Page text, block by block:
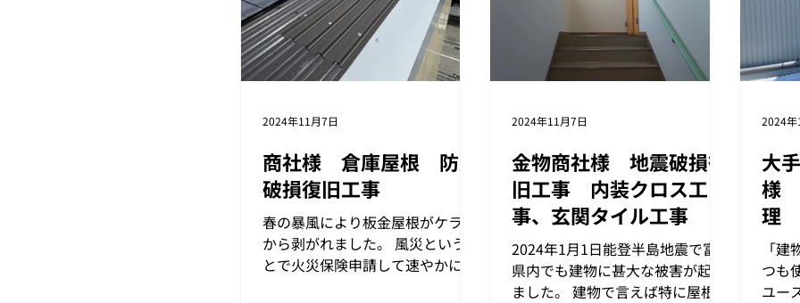
商社様 倉庫屋根 防風
破損復旧工事
春の暴風により板金屋根がケラバ
から剥がれました。 風災というこ
とで火災保険申請して速やかに修
2024年11月7日
金物商社様 地震破損復
旧工事 内装クロス工
事、玄関タイル工事
2024年1月1日能登半島地震で富山
県内でも建物に甚大な被害が起き
ました。 建物で言えば特に屋根
2024年11月7日
大
様
理
「
つも
ユー
2024年